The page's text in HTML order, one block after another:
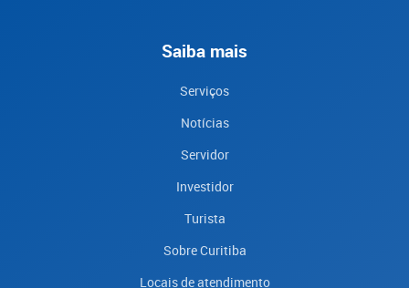
Saiba mais
Serviços
Notícias
Servidor
Investidor
Turista
Sobre Curitiba
Locais de atendimento